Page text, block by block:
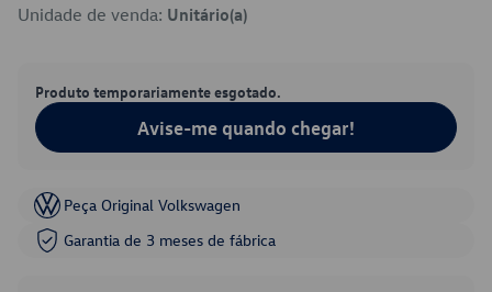
Unidade de venda: Unitário(a)
Produto temporariamente esgotado.
Avise-me quando chegar!
Peça Original Volkswagen
Garantia de 3 meses de fábrica